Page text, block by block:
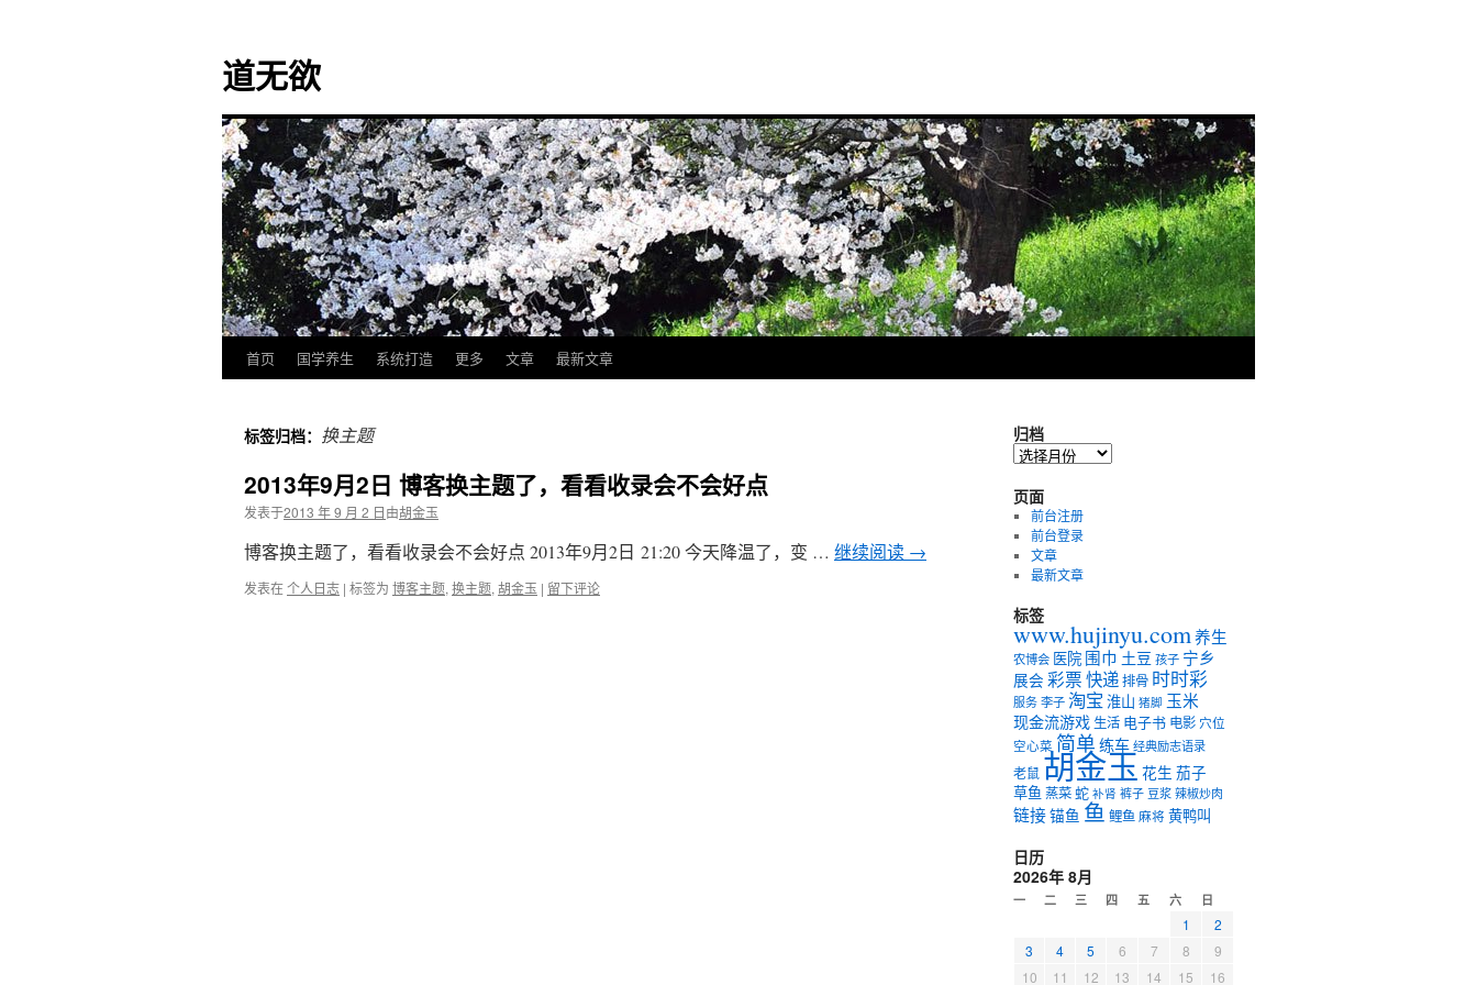
道无欲
正
文
首页 国学养生 系统打造 更多 文章 最新文章
标签归档： 换主题
2013年9月2日 博客换主题了，看看收录会不会好点
发表于2013 年 9 月 2 日由胡金玉
博客换主题了，看看收录会不会好点 2013年9月2日 21:20 今天降温了，变 … 继续阅读 →
发表在个人日志 | 标签为 博客主题, 换主题, 胡金玉 | 留下评论
归档
归
页面
前台注册
前台登录
文章
最新文章
标签
www.hujinyu.com养生
农博会 医院 围巾 土豆 孩子 宁乡
展会 彩票 快递排骨 时时彩
服务 李子 淘宝 淮山 猪脚 玉米
现金流游戏 生活 电子书 电影 穴位
空心菜 简单 练车 经典励志语录
老鼠 胡金玉花生 茄子
草鱼 蒸菜 蛇 补肾 裤子 豆浆 辣椒炒肉
链接锚鱼 鱼 鲤鱼 麻将 黄鸭叫
日历
2026年 8月
一 二 三 四 五 六 日
1
2
3
4 5 6 7 8
9
10
11 12 13 14 15 16